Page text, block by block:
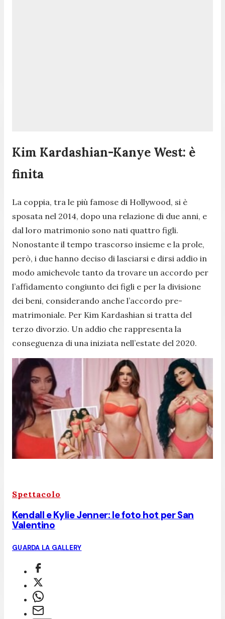
Kim Kardashian-Kanye West: è
finita
La coppia, tra le più famose di Hollywood, si è
sposata nel 2014, dopo una relazione di due anni, e
dal loro matrimonio sono nati quattro figli.
Nonostante il tempo trascorso insieme e la prole,
però, i due hanno deciso di lasciarsi e dirsi addio in
modo amichevole tanto da trovare un accordo per
l’affidamento congiunto dei figli e per la divisione
dei beni, considerando anche l’accordo pre-
matrimoniale. Per Kim Kardashian si tratta del
terzo divorzio. Un addio che rappresenta la
conseguenza di una iniziata nell’estate del 2020.
Spettacolo
Kendall e Kylie Jenner: le foto hot per San
Valentino
GUARDA LA GALLERY